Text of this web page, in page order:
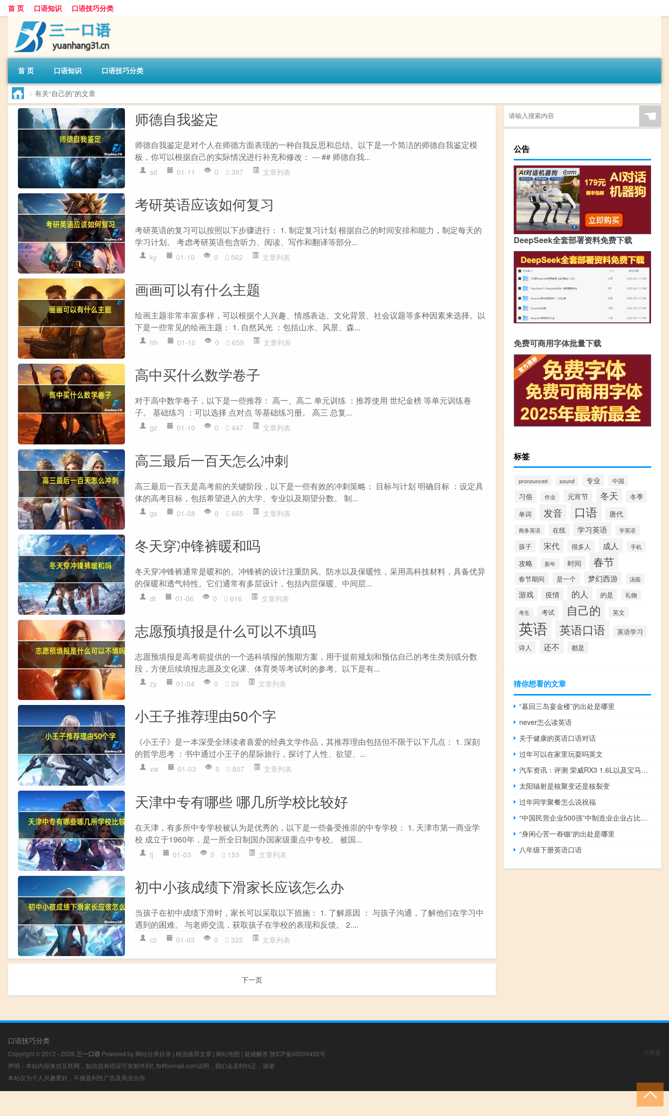
首 页 口语知识 口语技巧分类
首 页 口语知识 口语技巧分类
> 有关“自己的”的文章
师德自我鉴定
师德自我鉴定是对个人在师德方面表现的一种自我反思和总结。以下是一个简洁的师德自我鉴定模
板，你可以根据自己的实际情况进行补充和修改： --- ## 师德自我...
sd 01-11 0 397 文章列表
考研英语应该如何复习
考研英语的复习可以按照以下步骤进行： 1. 制定复习计划 根据自己的时间安排和能力，制定每天的
学习计划。 考虑考研英语包含听力、阅读、写作和翻译等部分...
ky 01-10 0 562 文章列表
画画可以有什么主题
绘画主题非常丰富多样，可以根据个人兴趣、情感表达、文化背景、社会议题等多种因素来选择。以
下是一些常见的绘画主题： 1. 自然风光 ：包括山水、风景、森...
hh 01-10 0 659 文章列表
高中买什么数学卷子
对于高中数学卷子，以下是一些推荐： 高一、高二 单元训练 ：推荐使用 世纪金榜 等单元训练卷
子。 基础练习 ：可以选择 点对点 等基础练习册。 高三 总复...
gz 01-10 0 447 文章列表
高三最后一百天怎么冲刺
高三最后一百天是高考前的关键阶段，以下是一些有效的冲刺策略： 目标与计划 明确目标 ：设定具
体的高考目标，包括希望进入的大学、专业以及期望分数。 制...
gs 01-08 0 665 文章列表
冬天穿冲锋裤暖和吗
冬天穿冲锋裤通常是暖和的。冲锋裤的设计注重防风、防水以及保暖性，采用高科技材料，具备优异
的保暖和透气特性。它们通常有多层设计，包括内层保暖、中间层...
dt 01-06 0 616 文章列表
志愿预填报是什么可以不填吗
志愿预填报是高考前提供的一个选科填报的预期方案，用于提前规划和预估自己的考生类别或分数
段，方便后续填报志愿及文化课、体育类等考试时的参考。以下是有...
zy 01-04 0 29 文章列表
小王子推荐理由50个字
《小王子》是一本深受全球读者喜爱的经典文学作品，其推荐理由包括但不限于以下几点： 1. 深刻
的哲学思考 ：书中通过小王子的星际旅行，探讨了人性、欲望、...
xw 01-03 0 807 文章列表
天津中专有哪些 哪几所学校比较好
在天津，有多所中专学校被认为是优秀的，以下是一些备受推崇的中专学校： 1. 天津市第一商业学
校 成立于1960年，是一所全日制国办国家级重点中专校。 被国...
tj 01-03 0 153 文章列表
初中小孩成绩下滑家长应该怎么办
当孩子在初中成绩下滑时，家长可以采取以下措施： 1. 了解原因 ： 与孩子沟通，了解他们在学习中
遇到的困难。 与老师交流，获取孩子在学校的表现和反馈。 2....
cz 01-03 0 322 文章列表
下一页
☚
公告
DeepSeek全套部署资料免费下载
免费可商用字体批量下载
标签
pronounced sound 专业 中国
习俗 作业 元宵节 冬天
冬季
单词
发音 口语 唐代
商务英语 在线 学习英语 学英语
孩子 宋代 很多人 成人 手机
攻略 新年 时间 春节
春节期间 是一个 梦幻西游 汤圆
游戏 疫情 的人 的是 礼物
考生 考试 自己的 英文
英语 英语口语
英语学习
诗人
还不 都是
猜你想看的文章
“暮回三岛宴金楼”的出处是哪里
never怎么读英语
关于健康的英语口语对话
过年可以在家里玩耍吗英文
汽车资讯：评测 荣威RX3 1.6L以及宝马3系耗油如何
太阳辐射是核聚变还是核裂变
过年同学聚餐怎么说祝福
“中国民营企业500强”中制造业企业占比超六成
“身闲心苦一舂锄”的出处是哪里
八年级下册英语口语
口语技巧分类
Copyright © 2012 - 2026 三一口语 Powered by 网站分类目录 | 精选推荐文章 | 网站地图 | 疑难解答 陕ICP备05009492号
声明：本站内容来自互联网，如信息有错误可发邮件到f_fb#foxmail.com说明，我们会及时纠正，谢谢
本站仅为个人兴趣爱好，不接盈利性广告及商业合作
小男孩